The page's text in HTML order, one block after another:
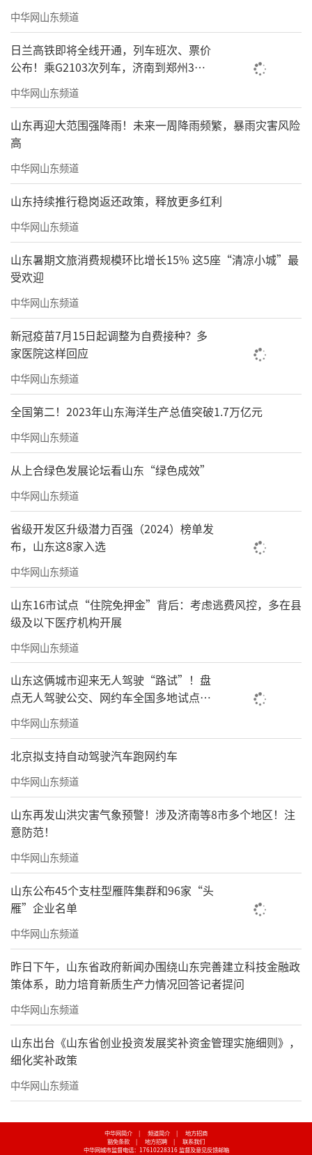
中华网山东频道
日兰高铁即将全线开通，列车班次、票价
公布！乘G2103次列车，济南到郑州3小
时到达
中华网山东频道
山东再迎大范围强降雨！未来一周降雨频繁，暴雨灾害风险
高
中华网山东频道
山东持续推行稳岗返还政策，释放更多红利
中华网山东频道
山东暑期文旅消费规模环比增长15% 这5座“清凉小城”最
受欢迎
中华网山东频道
新冠疫苗7月15日起调整为自费接种？多
家医院这样回应
中华网山东频道
全国第二！2023年山东海洋生产总值突破1.7万亿元
中华网山东频道
从上合绿色发展论坛看山东“绿色成效”
中华网山东频道
省级开发区升级潜力百强（2024）榜单发
布，山东这8家入选
中华网山东频道
山东16市试点“住院免押金”背后：考虑逃费风控，多在县
级及以下医疗机构开展
中华网山东频道
山东这俩城市迎来无人驾驶“路试”！盘
点无人驾驶公交、网约车全国多地试点之
路
中华网山东频道
北京拟支持自动驾驶汽车跑网约车
中华网山东频道
山东再发山洪灾害气象预警！涉及济南等8市多个地区！注
意防范！
中华网山东频道
山东公布45个支柱型雁阵集群和96家“头
雁”企业名单
中华网山东频道
昨日下午，山东省政府新闻办围绕山东完善建立科技金融政
策体系，助力培育新质生产力情况回答记者提问
中华网山东频道
山东出台《山东省创业投资发展奖补资金管理实施细则》，
细化奖补政策
中华网山东频道
中华网简介 | 频道简介 |
地方招商
豁免条款
| 地方招聘 |
联系我们
中华网城市监督电话：17610228316 监督及意见反馈邮箱